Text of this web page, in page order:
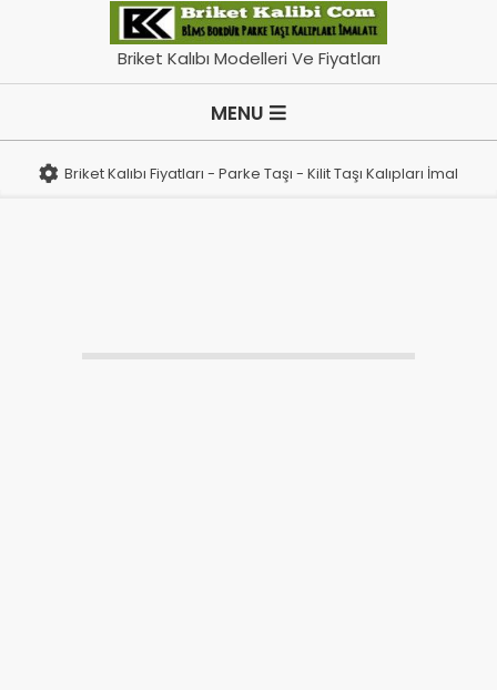
r
Briket Kalıbı Modelleri Ve Fiyatları
MENU
Briket Kalıbı Fiyatları - Parke Taşı - Kilit Taşı Kalıpları İmalatı